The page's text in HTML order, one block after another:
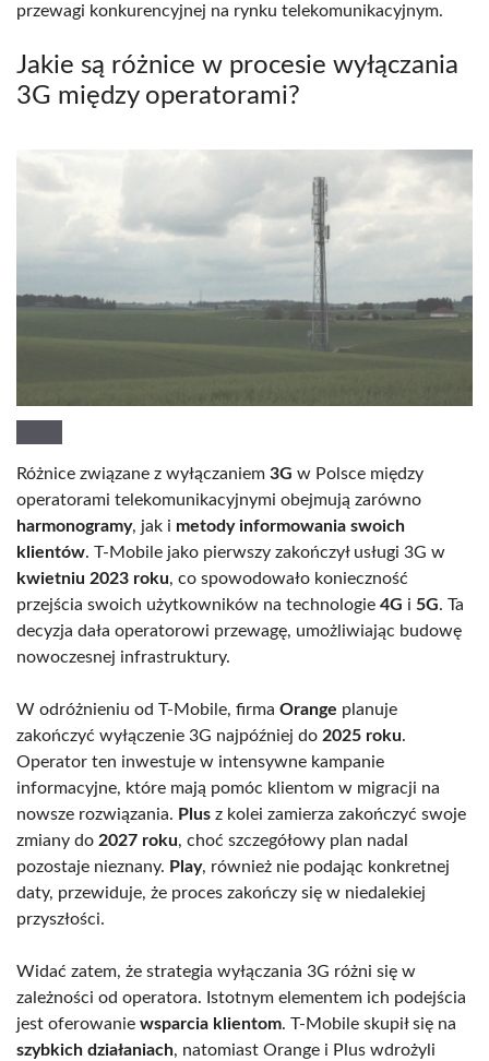
przewagi konkurencyjnej na rynku telekomunikacyjnym.
Jakie są różnice w procesie wyłączania
3G między operatorami?
Różnice związane z wyłączaniem 3G w Polsce między
operatorami telekomunikacyjnymi obejmują zarówno
harmonogramy, jak i metody informowania swoich
klientów. T-Mobile jako pierwszy zakończył usługi 3G w
kwietniu 2023 roku, co spowodowało konieczność
przejścia swoich użytkowników na technologie 4G i 5G. Ta
decyzja dała operatorowi przewagę, umożliwiając budowę
nowoczesnej infrastruktury.
W odróżnieniu od T-Mobile, firma Orange planuje
zakończyć wyłączenie 3G najpóźniej do 2025 roku.
Operator ten inwestuje w intensywne kampanie
informacyjne, które mają pomóc klientom w migracji na
nowsze rozwiązania. Plus z kolei zamierza zakończyć swoje
zmiany do 2027 roku, choć szczegółowy plan nadal
pozostaje nieznany. Play, również nie podając konkretnej
daty, przewiduje, że proces zakończy się w niedalekiej
przyszłości.
Widać zatem, że strategia wyłączania 3G różni się w
zależności od operatora. Istotnym elementem ich podejścia
jest oferowanie wsparcia klientom. T-Mobile skupił się na
szybkich działaniach, natomiast Orange i Plus wdrożyli